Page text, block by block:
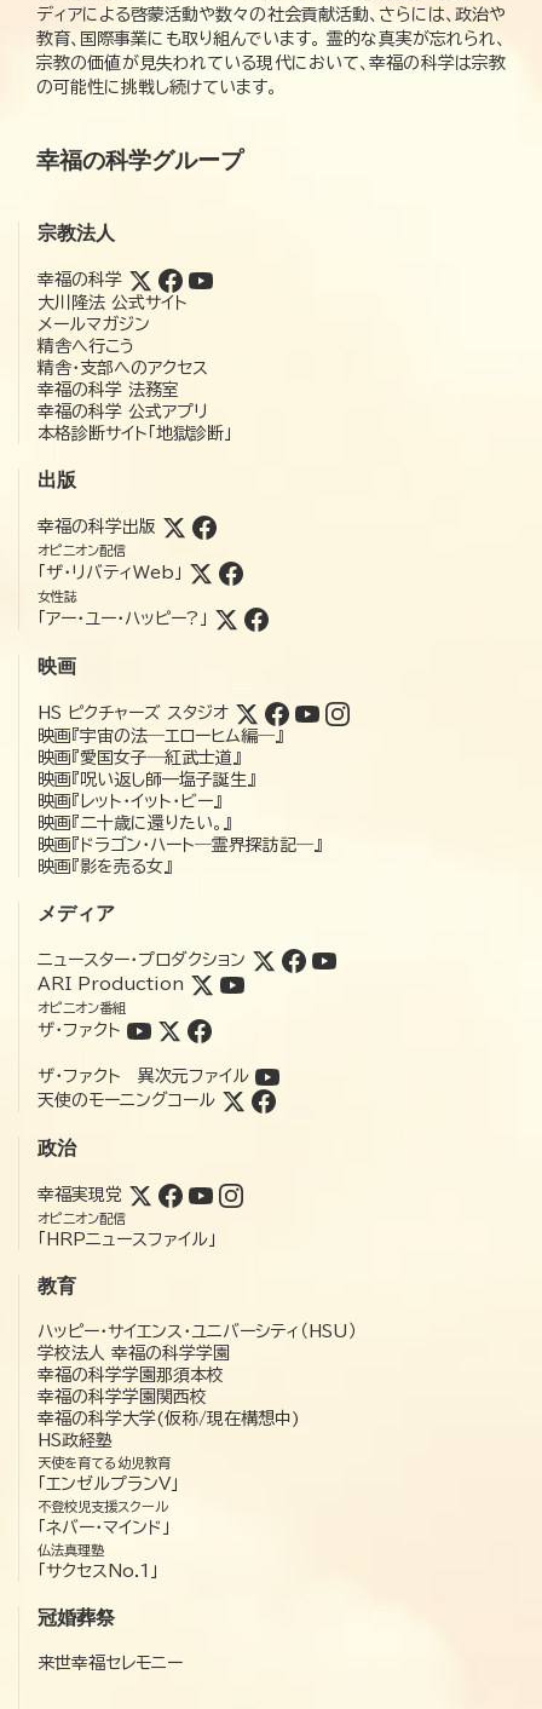
ディアによる啓蒙活動や数々の社会貢献活動、さらには、政治や
教育、国際事業にも取り組んでいます。 霊的な真実が忘れられ、
宗教の価値が見失われている現代において、幸福の科学は宗教
の可能性に挑戦し続けています。
幸福の科学グループ
宗教法人
幸福の科学
大川隆法 公式サイト
メールマガジン
精舎へ行こう
精舎・支部へのアクセス
幸福の科学 法務室
幸福の科学 公式アプリ
本格診断サイト「地獄診断」
出版
幸福の科学出版
オピニオン配信
「ザ・リバティWeb」
女性誌
「アー・ユー・ハッピー?」
映画
HS ピクチャーズ スタジオ
映画『宇宙の法―エローヒム編―』
映画『愛国女子―紅武士道』
映画『呪い返し師—塩子誕生』
映画『レット・イット・ビー』
映画『二十歳に還りたい。』
映画『ドラゴン・ハート―霊界探訪記―』
映画『影を売る女』
メディア
ニュースター・プロダクション
ARI Production
オピニオン番組
ザ・ファクト
ザ・ファクト 異次元ファイル
天使のモーニングコール
政治
幸福実現党
オピニオン配信
「HRPニュースファイル」
教育
ハッピー・サイエンス・ユニバーシティ（HSU）
学校法人 幸福の科学学園
幸福の科学学園那須本校
幸福の科学学園関西校
幸福の科学大学(仮称/現在構想中)
HS政経塾
天使を育てる幼児教育
「エンゼルプランV」
不登校児支援スクール
「ネバー・マインド」
仏法真理塾
「サクセスNo.1」
冠婚葬祭
来世幸福セレモニー